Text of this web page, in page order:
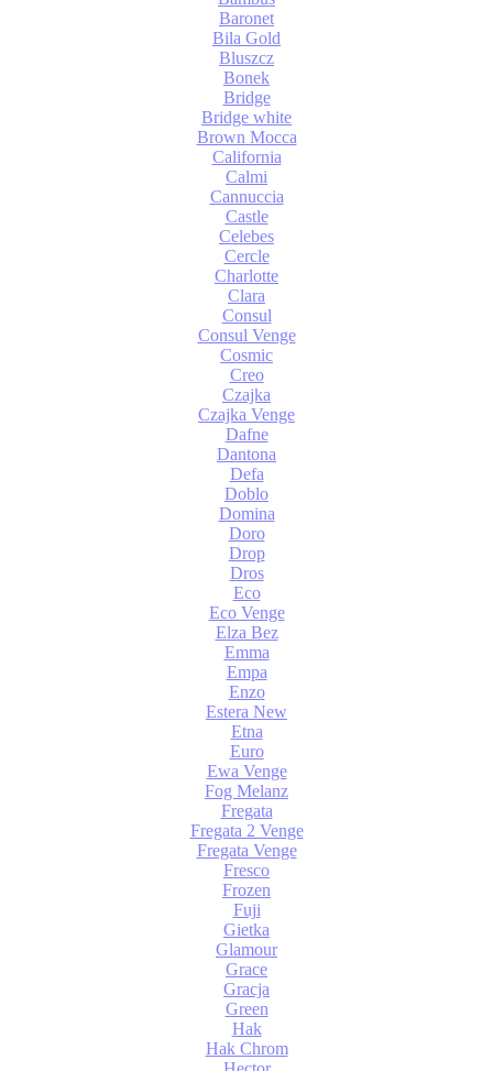
Baronet
Bila Gold
Bluszcz
Bonek
Bridge
Bridge white
Brown Mocca
California
Calmi
Cannuccia
Castle
Celebes
Cercle
Charlotte
Clara
Consul
Consul Venge
Cosmic
Creo
Czajka
Czajka Venge
Dafne
Dantona
Defa
Doblo
Domina
Doro
Drop
Dros
Eco
Eco Venge
Elza Bez
Emma
Empa
Enzo
Estera New
Etna
Euro
Ewa Venge
Fog Melanz
Fregata
Fregata 2 Venge
Fregata Venge
Fresco
Frozen
Fuji
Gietka
Glamour
Grace
Gracja
Green
Hak
Hak Chrom